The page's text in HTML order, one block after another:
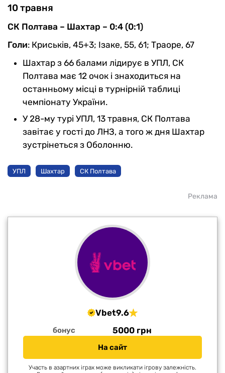
10 травня
СК Полтава – Шахтар – 0:4 (0:1)
Голи: Криськів, 45+3; Ізаке, 55, 61; Траоре, 67
Шахтар з 66 балами лідирує в УПЛ, СК
Полтава має 12 очок і знаходиться на
останньому місці в турнірній таблиці
чемпіонату України.
У 28-му турі УПЛ, 13 травня, СК Полтава
завітає у гості до ЛНЗ, а того ж дня Шахтар
зустрінеться з Оболонню.
УПЛ Шахтар СК Полтава
Реклама
Vbet9.6
бонус 5000 грн
На сайт
Участь в азартних іграх може викликати ігрову залежність.